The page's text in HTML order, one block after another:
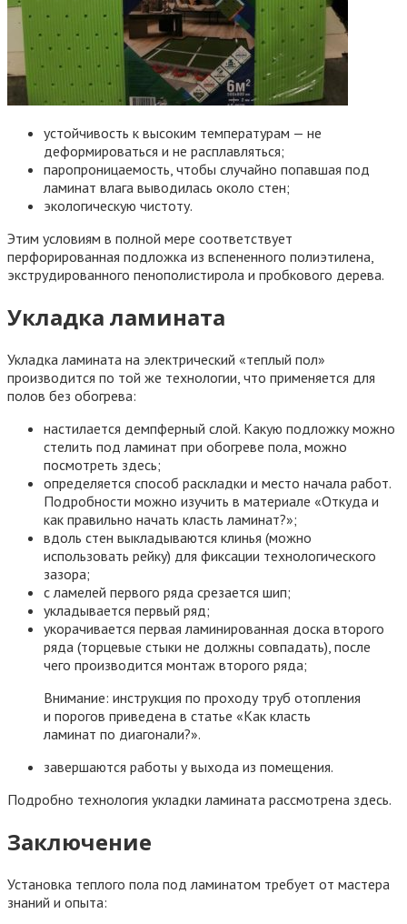
устойчивость к высоким температурам — не
деформироваться и не расплавляться;
паропроницаемость, чтобы случайно попавшая под
ламинат влага выводилась около стен;
экологическую чистоту.
Этим условиям в полной мере соответствует
перфорированная подложка из вспененного полиэтилена,
экструдированного пенополистирола и пробкового дерева.
Укладка ламината
Укладка ламината на электрический «теплый пол»
производится по той же технологии, что применяется для
полов без обогрева:
настилается демпферный слой. Какую подложку можно
стелить под ламинат при обогреве пола, можно
посмотреть здесь;
определяется способ раскладки и место начала работ.
Подробности можно изучить в материале «Откуда и
как правильно начать класть ламинат?»;
вдоль стен выкладываются клинья (можно
использовать рейку) для фиксации технологического
зазора;
с ламелей первого ряда срезается шип;
укладывается первый ряд;
укорачивается первая ламинированная доска второго
ряда (торцевые стыки не должны совпадать), после
чего производится монтаж второго ряда;
Внимание: инструкция по проходу труб отопления
и порогов приведена в статье «Как класть
ламинат по диагонали?».
завершаются работы у выхода из помещения.
Подробно технология укладки ламината рассмотрена здесь.
Заключение
Установка теплого пола под ламинатом требует от мастера
знаний и опыта: